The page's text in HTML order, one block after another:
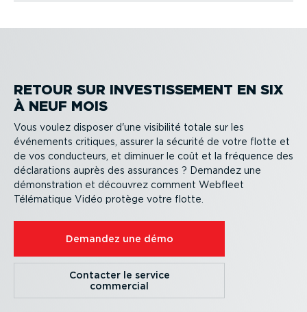
RETOUR SUR INVES­TIS­SEMENT EN SIX
À NEUF MOIS
Vous voulez disposer d'une visibilité totale sur les
événements critiques, assurer la sécurité de votre flotte et
de vos conducteurs, et diminuer le coût et la fréquence des
décla­ra­tions auprès des assurances ? Demandez une
démons­tration et découvrez comment Webfleet
Télématique Vidéo protège votre flotte.
Demandez une démo
Contacter le service
commercial